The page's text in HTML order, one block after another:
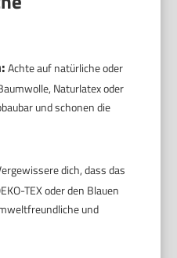
Achte auf natürliche oder
Naturlatex oder
und schonen die
dich, dass das
TEX oder den Blauen
und